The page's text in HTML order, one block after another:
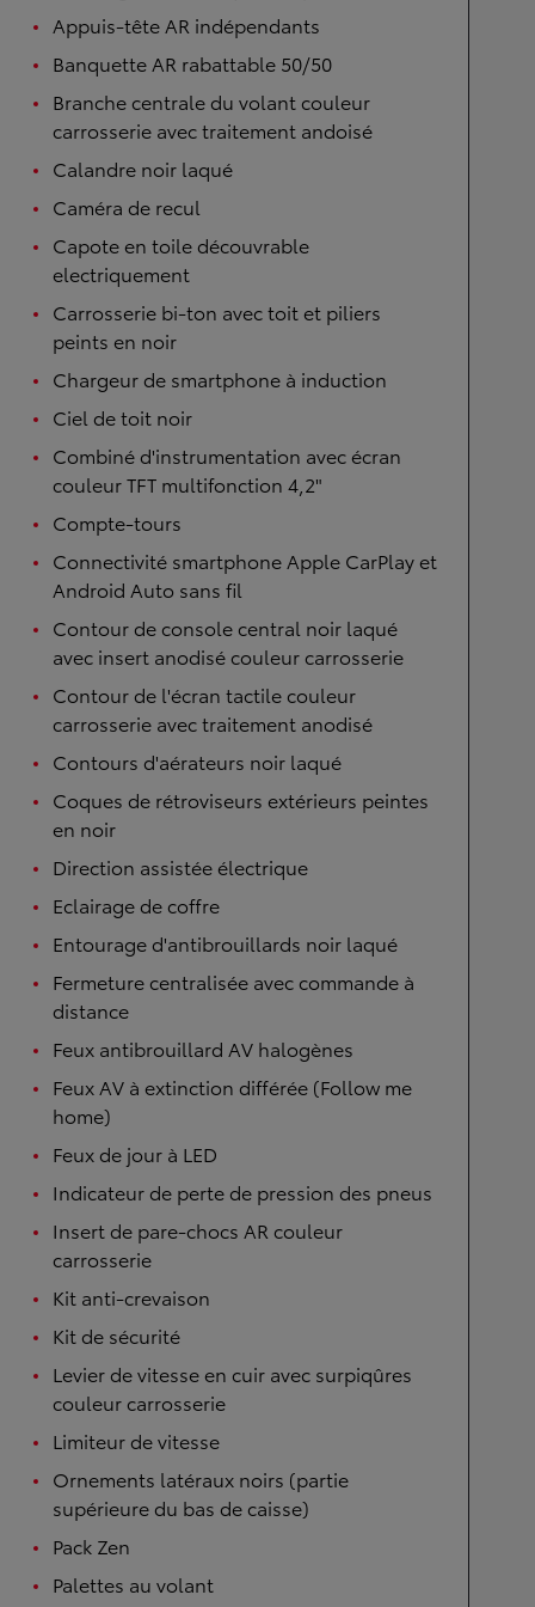
Appuis-tête AR indépendants
Banquette AR rabattable 50/50
Branche centrale du volant couleur
carrosserie avec traitement andoisé
Calandre noir laqué
Caméra de recul
Capote en toile découvrable
electriquement
Carrosserie bi-ton avec toit et piliers
peints en noir
Chargeur de smartphone à induction
Ciel de toit noir
Combiné d'instrumentation avec écran
couleur TFT multifonction 4,2"
Compte-tours
Connectivité smartphone Apple CarPlay et
Android Auto sans fil
Contour de console central noir laqué
avec insert anodisé couleur carrosserie
Contour de l'écran tactile couleur
carrosserie avec traitement anodisé
Contours d'aérateurs noir laqué
Coques de rétroviseurs extérieurs peintes
en noir
Direction assistée électrique
Eclairage de coffre
Entourage d'antibrouillards noir laqué
Fermeture centralisée avec commande à
distance
Feux antibrouillard AV halogènes
Feux AV à extinction différée (Follow me
home)
Feux de jour à LED
Indicateur de perte de pression des pneus
Insert de pare-chocs AR couleur
carrosserie
Kit anti-crevaison
Kit de sécurité
Levier de vitesse en cuir avec surpiqûres
couleur carrosserie
Limiteur de vitesse
Ornements latéraux noirs (partie
supérieure du bas de caisse)
Pack Zen
Palettes au volant